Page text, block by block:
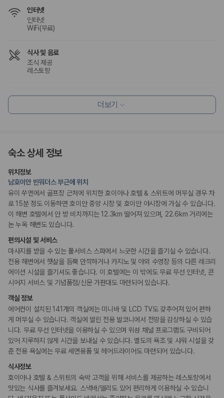
동일한 차량이라도 보험 조건에 따라 실제 부담 금액이 달라질 수 있습니
다. 카모아는 제주 렌트카 가격뿐 아니라 일반자차, 완전자차, 슈퍼자차 조
건을 함께 확인할 수 있도록 돕습니다.
일반자차:사고 발생 시 일정 금액의 면책금이 발생할 수 있습니다.
완전자차:보상 한도 내에서 면책금 부담이 줄어드는 보험 조건입니
다.
2000만 고객이 선택한 렌트카 가격비교 플랫폼
누적 이용 고객수
20,871,562
사용자 리뷰
175,206 건
예약 가능 차량
67,123대
전국 렌트카 지점
1,829개
제주렌트카 가격비교 자주 묻는 질문
Q. 제주렌트카 가격비교는 카모아에서 어떻게 하나요?
A. 대여일, 반납일, 인수 지역을 선택하면 제주도 렌트카 업체별 가격, 차종,
보험 조건, 예약 가능 차량을 한 번에 비교할 수 있습니다.
Q. 제주공항 근처 렌트카도 비교할 수 있나요?
Q. 제주 렌트카 가격비교 시 보험도 함께 비교할 수 있나요?
Q. 가족 여행에는 어떤 제주 렌트카를 비교해야 하나요?
제주렌트카 가격비교 주요 링크
제주도 렌트카 실시간 최저가 가격비교
제주 렌트카 예약
국내 렌트카 가격비교
해외 렌트카 가격비교
인터넷
인터넷
WiFi(무료)
식사 및 음료
조식 제공
레스토랑
편의시설
ATM/은행업무
드라이클리닝/세탁서비스
콘시어지 서비스
짐 보관 서비스
포터/벨보이
웰빙 및 피트니스
피트니스/헬스시설
사우나/스파
액티비티
골프시설
카지노
키즈
어린이 수영장
키즈 클럽
시설 내 놀이터
비즈니스
연회장
더보기
숙소 상세 정보
위치정보
남호이안 빈워더스 부근에 위치
유이 쑤옌에서 골프장 근처에 위치한 호이아나 호텔 & 스위트에 머무실 경우 차
로 15분 정도 이동하면 호이안 중앙 시장 및 호이안 야시장에 가실 수 있습니다.
이 해변 호텔에서 안 방 비치까지는 12.3km 떨어져 있으며, 22.6km 거리에는
논 누옥 해변도 있습니다.
편의시설 및 서비스
마사지를 받을 수 있는 풀서비스 스파에서 느긋한 시간을 즐기실 수 있습니다.
전용 해변에서 햇살을 듬뿍 만끽하거나 카지노 및 야외 수영장 등의 다른 레크리
에이션 시설을 즐기셔도 좋습니다. 이 호텔에는 이 밖에도 무료 무선 인터넷, 콘
시어지 서비스 및 기념품점/신문 가판대도 마련되어 있습니다.
객실 정보
에어컨이 설치된 141개의 객실에는 미니바 및 LCD TV도 갖추어져 있어 편하
게 머무실 수 있습니다. 객실에 딸린 전용 발코니에서 전망을 감상하실 수 있습
니다. 무료 무선 인터넷을 이용하실 수 있으며 위성 채널 프로그램도 구비되어
있어 지루하지 않게 시간을 보내실 수 있습니다. 별도의 욕조 및 샤워 시설을 갖
춘 전용 욕실에는 무료 세면용품 및 헤어드라이어도 마련되어 있습니다.
식사정보
호이아나 호텔 & 스위트의 숙박 고객을 위해 서비스를 제공하는 레스토랑에서
맛있는 식사를 즐겨보세요. 스낵바/델리도 있어 편리하게 이용하실 수 있습니